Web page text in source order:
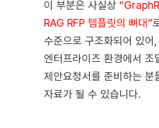
이 부분은 사실상
RAG RFP 템플릿의 뼈대”
수준으로 구조화되어 있어,
엔터프라이즈 환경에서 조
제안요청서를 준비하는 분
자료가 될 수 있습니다.